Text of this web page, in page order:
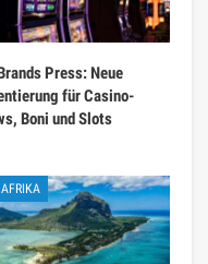
Press: Neue
für Casino-
Boni und Slots